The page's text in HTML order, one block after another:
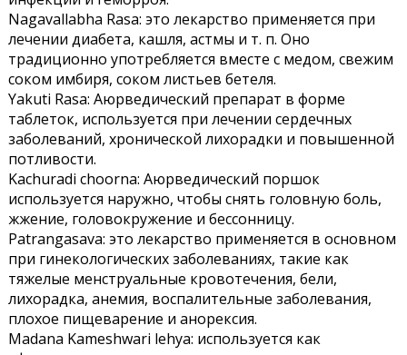
Nagavallabha Rasa: это лекарство применяется при
лечении диабета, кашля, астмы и т. п. Оно
традиционно употребляется вместе с медом, свежим
соком имбиря, соком листьев бетеля.
Yakuti Rasa: Аюрведический препарат в форме
таблеток, используется при лечении сердечных
заболеваний, хронической лихорадки и повышенной
потливости.
Kachuradi choorna: Аюрведический поршок
используется наружно, чтобы снять головную боль,
жжение, головокружение и бессонницу.
Patrangasava: это лекарство применяется в основном
при гинекологических заболеваниях, такие как
тяжелые менструальные кровотечения, бели,
лихорадка, анемия, воспалительные заболевания,
плохое пищеварение и анорексия.
Madana Kameshwari lehya: используется как